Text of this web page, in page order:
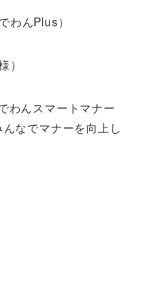
わんPlus）
）
わんスマートマナー
なでマナーを向上し